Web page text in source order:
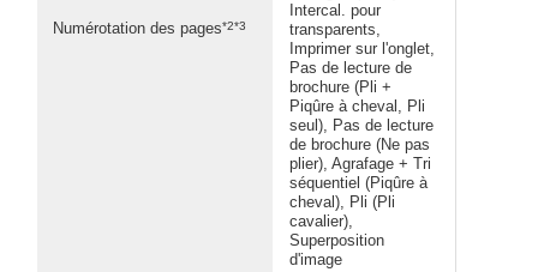
Numérotation des pages*2*3
Intercal. pour
transparents,
Imprimer sur l'onglet,
Pas de lecture de
brochure (Pli +
Piqûre à cheval, Pli
seul), Pas de lecture
de brochure (Ne pas
plier), Agrafage + Tri
séquentiel (Piqûre à
cheval), Pli (Pli
cavalier),
Superposition
d'image